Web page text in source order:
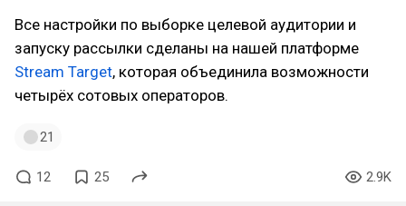
Все настройки по выборке целевой аудитории и
запуску рассылки сделаны на нашей платформе
Stream Target, которая объединила возможности
четырёх сотовых операторов.
21
12 25 2.9K